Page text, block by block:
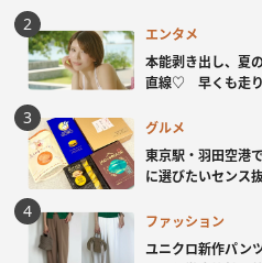
エンタメ
本能剥き出し、夏
直線♡ 早くも走
グルメ
東京駅・羽田空港
に選びたいセンス
ファッション
ユニクロ新作パン